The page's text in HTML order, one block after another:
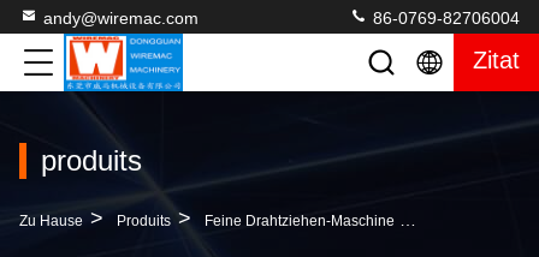
andy@wiremac.com 86-0769-82706004
Zitat
produits
Zu Hause > Produits > Feine Drahtziehen-Maschine >